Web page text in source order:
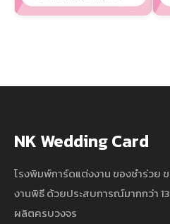
NK Wedding Card
โรงพิมพ์การ์ดแต่งงาน ของชำร่วย
งานพิธี ด้วยประสบการณ์มากกว่า
ผลิตครบวงจร